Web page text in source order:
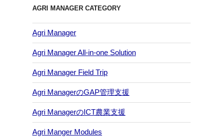
AGRI MANAGER CATEGORY
Agri Manager
Agri Manager All-in-one Solution
Agri Manager Field Trip
Agri ManagerのGAP管理支援
Agri ManagerのICT農業支援
Agri Manger Modules